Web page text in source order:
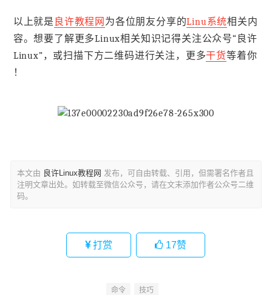
以上就是 良许教程网 为各位朋友分享的Linu系统相关内
容。想要了解更多Linux相关知识记得关注公众号“良许
Linux”，或扫描下方二维码进行关注，更多干货等着你
！
本文由 良许Linux教程网 发布，可自由转载、引用，但需署名作者且
注明文章出处。如转载至微信公众号，请在文末添加作者公众号二维
码。
打赏 17赞
命令 技巧